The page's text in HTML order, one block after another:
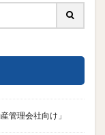
管理会社向け」